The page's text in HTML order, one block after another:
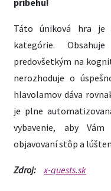
príbehu!
Táto úniková hra je
kategórie.
predovšetkým na
nerozhoduje o
hlavolamov dáva
je plne
vybavenie, aby
objavovaní stôp a
Zdroj: x-quests.sk